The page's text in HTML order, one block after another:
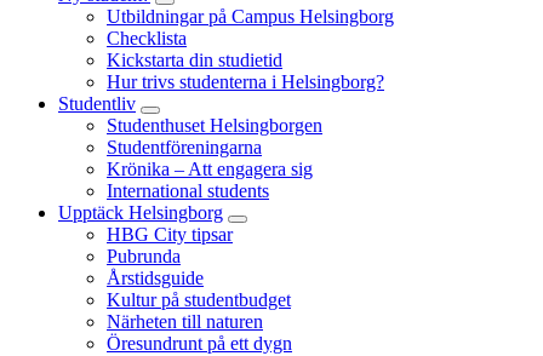
Utbildningar på Campus Helsingborg
Checklista
Kickstarta din studietid
Hur trivs studenterna i Helsingborg?
Studentliv
Studenthuset Helsingborgen
Studentföreningarna
Krönika – Att engagera sig
International students
Upptäck Helsingborg
HBG City tipsar
Pubrunda
Årstidsguide
Kultur på studentbudget
Närheten till naturen
Öresundrunt på ett dygn